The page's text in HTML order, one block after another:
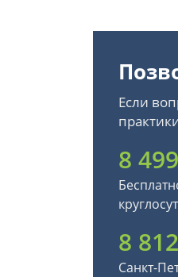
Если
8
8
Санкт-